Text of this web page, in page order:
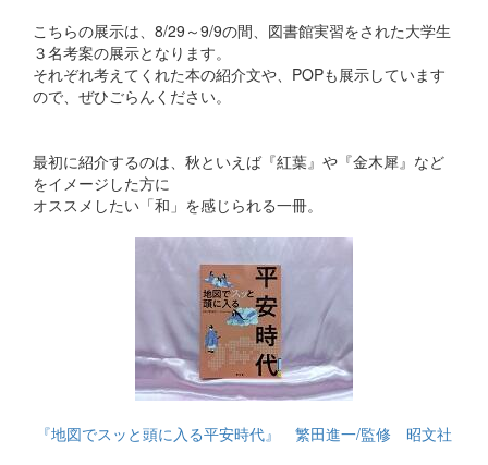
こちらの展示は、8/29～9/9の間、図書館実習をされた大学生
３名考案の展示となります。
それぞれ考えてくれた本の紹介文や、POPも展示しています
ので、ぜひごらんください。
最初に紹介するのは、秋といえば『紅葉』や『金木犀』など
をイメージした方に
オススメしたい「和」を感じられる一冊。
『地図でスッと頭に入る平安時代』 繁田進一/監修 昭文社